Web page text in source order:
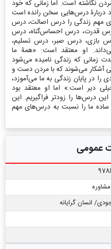
نگاشته است. اما زمانی که خود
دربارۀ درس‌هایی سخن رانده‌ است
مهم زندگی را درس اصالت، درس
قدرت، درس احساس‌گناه، درس
بازی، درس صبر، درس تسلیم،
او معتقد است: «همۀ ما
زمانی که زندگی نامیده می‌شود
آشکار می‌شوند که با مردن دست و
را در پایان زندگی به ما می‌آموزد،
دیر است.» اما او معتقد بود
درس‌ها را زودتر فراگیریم. این
ساده ما را نسبت به درس‌های مهم
عمومی
انسان گرایانه